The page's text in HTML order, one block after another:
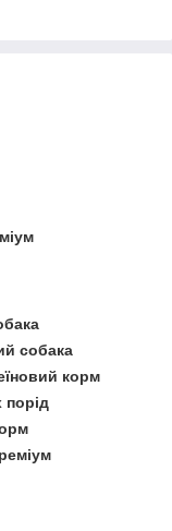
собака
корм
порід